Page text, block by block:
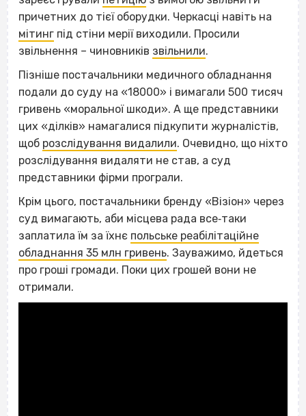
причетних до тієї оборудки. Черкасці навіть на
мітинг під стіни мерії виходили. Просили
звільнення – чиновників звільнили.
Пізніше постачальники медичного обладнання
подали до суду на «18000» і вимагали 500 тисяч
гривень «моральної шкоди». А ще представники
цих «ділків» намагалися підкупити журналістів,
щоб розслідування видалили. Очевидно, що ніхто
розслідування видаляти не став, а суд
представники фірми програли.
Крім цього, постачальники бренду «Візіон» через
суд вимагають, аби місцева рада все‐таки
заплатила їм за їхнє польське реабілітаційне
обладнання 35 млн гривень. Зауважимо, йдеться
про гроші громади. Поки цих грошей вони не
отримали.